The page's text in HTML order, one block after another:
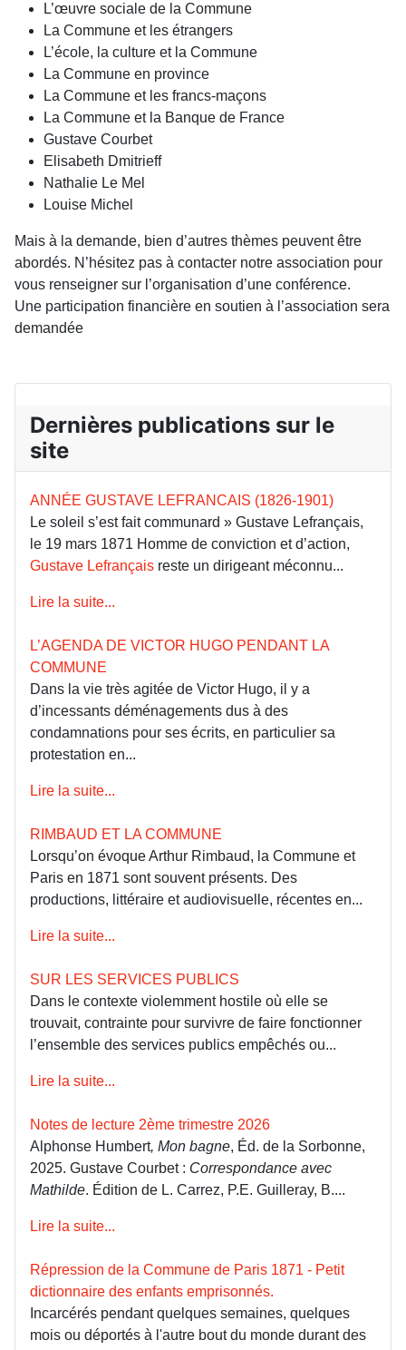
L’œuvre sociale de la Commune
La Commune et les étrangers
L’école, la culture et la Commune
La Commune en province
La Commune et les francs-maçons
La Commune et la Banque de France
Gustave Courbet
Elisabeth Dmitrieff
Nathalie Le Mel
Louise Michel
Mais à la demande, bien d’autres thèmes peuvent être
abordés. N’hésitez pas à contacter notre association pour
vous renseigner sur l’organisation d’une conférence.
Une participation financière en soutien à l’association sera
demandée
Dernières publications sur le
site
ANNÉE GUSTAVE LEFRANCAIS (1826-1901)
Le soleil s’est fait communard » Gustave Lefrançais,
le 19 mars 1871 Homme de conviction et d’action,
Gustave Lefrançais reste un dirigeant méconnu...
Lire la suite...
L’AGENDA DE VICTOR HUGO PENDANT LA
COMMUNE
Dans la vie très agitée de Victor Hugo, il y a
d’incessants déménagements dus à des
condamnations pour ses écrits, en particulier sa
protestation en...
Lire la suite...
RIMBAUD ET LA COMMUNE
Lorsqu’on évoque Arthur Rimbaud, la Commune et
Paris en 1871 sont souvent présents. Des
productions, littéraire et audiovisuelle, récentes en...
Lire la suite...
SUR LES SERVICES PUBLICS
Dans le contexte violemment hostile où elle se
trouvait, contrainte pour survivre de faire fonctionner
l’ensemble des services publics empêchés ou...
Lire la suite...
Notes de lecture 2ème trimestre 2026
Alphonse Humbert, Mon bagne, Éd. de la Sorbonne,
2025. Gustave Courbet : Correspondance avec
Mathilde. Édition de L. Carrez, P.E. Guilleray, B....
Lire la suite...
Répression de la Commune de Paris 1871 - Petit
dictionnaire des enfants emprisonnés.
Incarcérés pendant quelques semaines, quelques
mois ou déportés à l'autre bout du monde durant des